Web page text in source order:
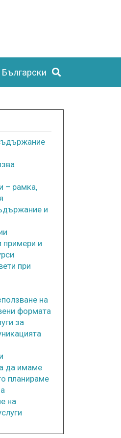
Български
– рамка,
и
примери и
при
на
формата
за
да имаме
планираме
на